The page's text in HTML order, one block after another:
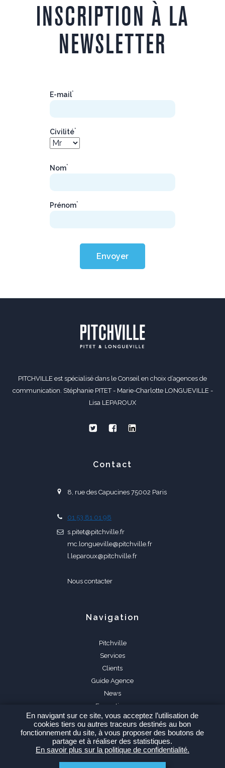
INSCRIPTION À LA
NEWSLETTER
E-mail*
Civilité*
Nom*
Prénom*
Envoyer
PITCHVILLE est spécialisé dans le Conseil en choix d’agences de
communication. Stéphanie PITET - Marie-Charlotte LONGUEVILLE -
Lisa LEPAROUX
Contact
8, rue des Capucines 75002 Paris
01 53 81 01 98
s.pitet@pitchville.fr
mc.longueville@pitchville.fr
l.leparoux@pitchville.fr
Nous contacter
Navigation
Pitchville
Services
Clients
Guide Agence
News
Formations
FAQ
En navigant sur ce site, vous acceptez l’utilisation de
cookies tiers ou autres traceurs destinés au bon
fonctionnement du site, à vous proposer des boutons de
partage et à réaliser des statistiques.
En savoir plus sur la politique de confidentialité.